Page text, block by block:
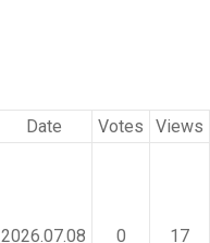
Date Votes Views
2026.07.08 0 17